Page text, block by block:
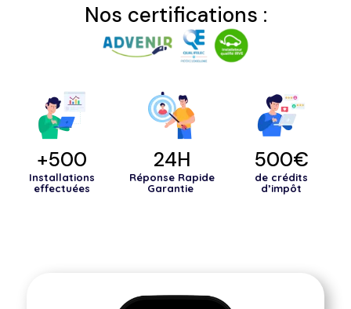
Nos certifications :
+500
Installations
effectuées
24H
Réponse Rapide
Garantie
500€
de crédits
d’impôt